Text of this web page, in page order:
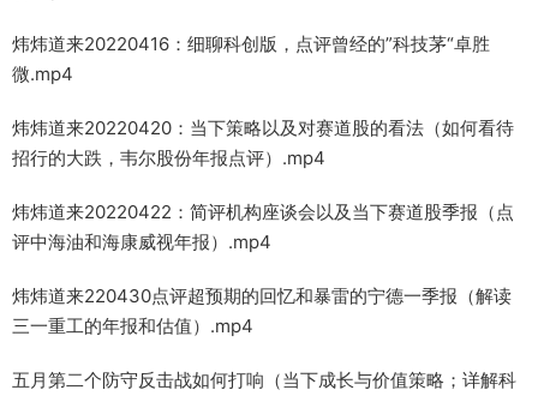
炜炜道来20220416：细聊科创版，点评曾经的”科技茅“卓胜
微.mp4
炜炜道来20220420：当下策略以及对赛道股的看法（如何看待
招行的大跌，韦尔股份年报点评）.mp4
炜炜道来20220422：简评机构座谈会以及当下赛道股季报（点
评中海油和海康威视年报）.mp4
炜炜道来220430点评超预期的回忆和暴雷的宁德一季报（解读
三一重工的年报和估值）.mp4
五月第二个防守反击战如何打响（当下成长与价值策略；详解科